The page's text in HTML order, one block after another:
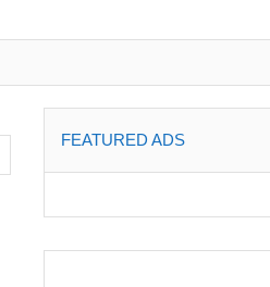
FEATURED ADS